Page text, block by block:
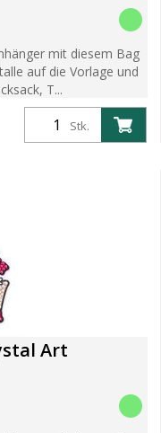
mit diesem Bag
auf die Vorlage und
T...
Stk.
Art